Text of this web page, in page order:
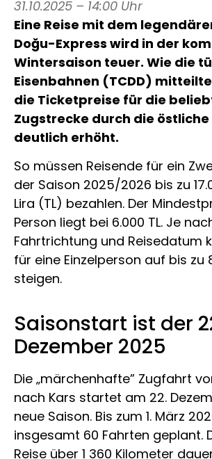
31.10.2025 – 14:00 Uhr
Eine Reise mit dem
Doğu-Express wird in der
Wintersaison teuer. Wie die
Eisenbahnen (TCDD)
die Ticketpreise für die
Zugstrecke durch die
deutlich erhöht.
So müssen Reisende für ein
der Saison 2025/2026 bis zu
Lira (TL) bezahlen. Der
Person liegt bei 6.000 TL. Je
Fahrtrichtung und Reisedatum
für eine Einzelperson auf bis zu
steigen.
Saisonstart ist der
Dezember 2025
Die „märchenhafte” Zugfahrt
nach Kars startet am 22.
neue Saison. Bis zum 1. März
insgesamt 60 Fahrten geplant.
Reise über 1 360 Kilometer